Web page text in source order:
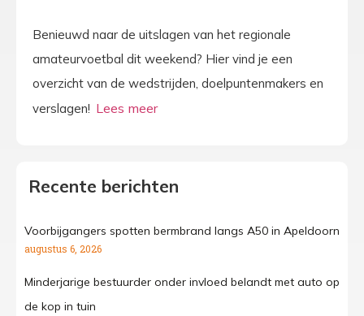
Benieuwd naar de uitslagen van het regionale
amateurvoetbal dit weekend? Hier vind je een
overzicht van de wedstrijden, doelpuntenmakers en
verslagen!
Recente berichten
Voorbijgangers spotten bermbrand langs A50 in Apeldoorn
augustus 6, 2026
Minderjarige bestuurder onder invloed belandt met auto op
de kop in tuin